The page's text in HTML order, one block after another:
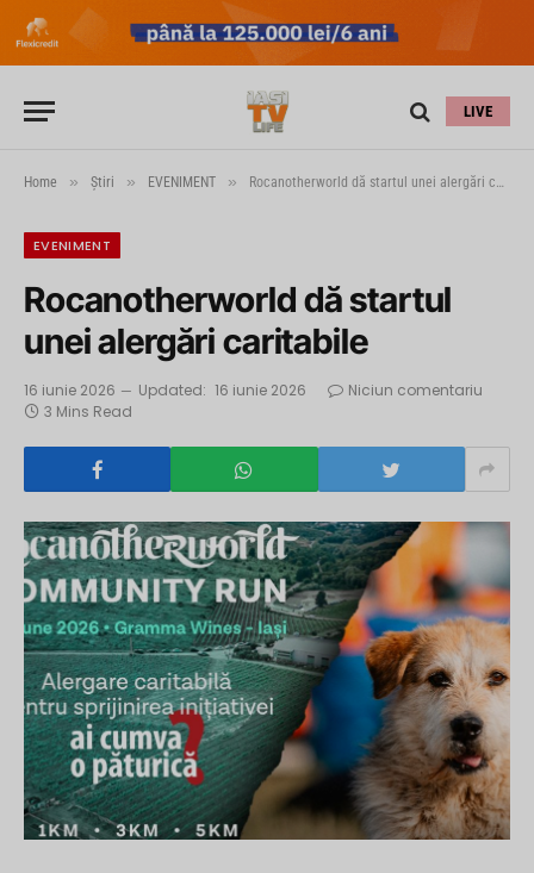
LIVE
Home » Știri » EVENIMENT » Rocanotherworld dă startul unei alergări caritabile
EVENIMENT
Rocanotherworld dă startul
unei alergări caritabile
16 iunie 2026 Updated: 16 iunie 2026
Niciun comentariu
3 Mins Read